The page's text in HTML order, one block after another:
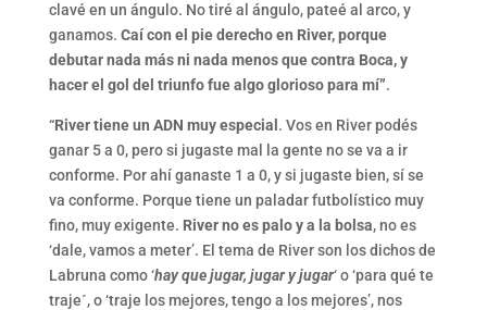
clavé en un ángulo. No tiré al ángulo, pateé al arco, y
ganamos. Caí con el pie derecho en River, porque
debutar nada más ni nada menos que contra Boca, y
hacer el gol del triunfo fue algo glorioso para mí”.
“River tiene un ADN muy especial . Vos en River podés
ganar 5 a 0, pero si jugaste mal la gente no se va a ir
conforme. Por ahí ganaste 1 a 0, y si jugaste bien, sí se
va conforme. Porque tiene un paladar futbolístico muy
fino, muy exigente. River no es palo y a la bolsa, no es
‘dale, vamos a meter’. El tema de River son los dichos de
Labruna como ‘hay que jugar, jugar y jugar‘ o ‘para qué te
traje´, o ‘traje los mejores, tengo a los mejores’, nos